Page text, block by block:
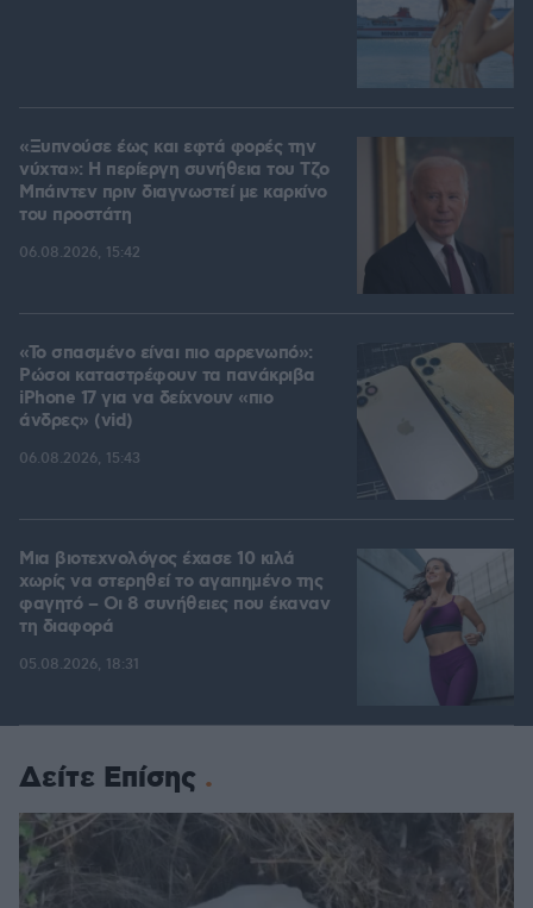
«Ξυπνούσε έως και εφτά φορές την
νύχτα»: Η περίεργη συνήθεια του Τζο
Μπάιντεν πριν διαγνωστεί με καρκίνο
του προστάτη
06.08.2026, 15:42
«Το σπασμένο είναι πιο αρρενωπό»:
Ρώσοι καταστρέφουν τα πανάκριβα
iPhone 17 για να δείχνουν «πιο
άνδρες» (vid)
06.08.2026, 15:43
Μια βιοτεχνολόγος έχασε 10 κιλά
χωρίς να στερηθεί το αγαπημένο της
φαγητό – Οι 8 συνήθειες που έκαναν
τη διαφορά
05.08.2026, 18:31
Δείτε Επίσης